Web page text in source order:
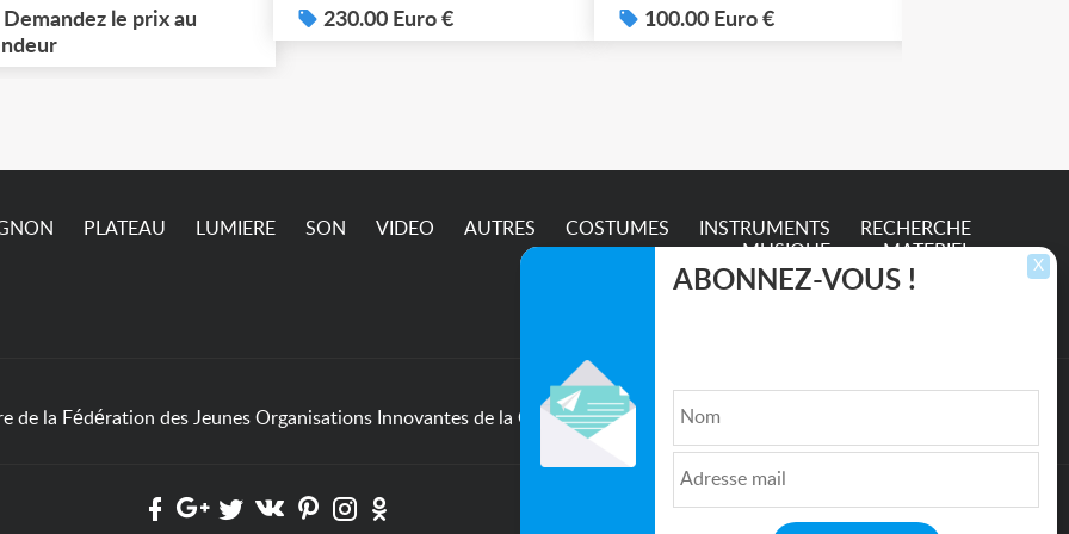
dossier en photos. À
à Ivry-sur-Seine
jusqu'à ce vendredi 7
Demandez le prix au
sup sur demande ça ne
passe pas sur l’annonce
230.00 Euro € 100.00 Euro €
PLATEAU LUMIERE SON VIDEO AUTRES COSTUMES
INSTRUMENTS
MUSIQUE
RECHERCHE
MATERIEL
de la Fédération des Jeunes Organisations Innovantes de la Culture et de l'Entertainment
Qui sommes nous ?| Médias| Newsletter| CGU|
X
ABONNEZ-VOUS !